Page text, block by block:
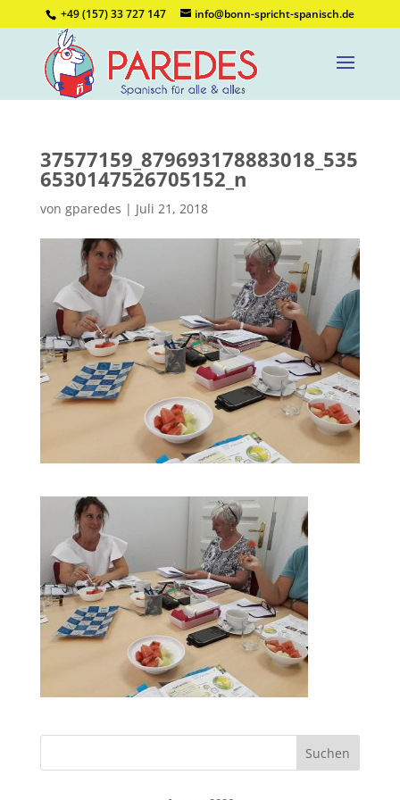
+49 (157) 33 727 147 info@bonn-spricht-spanisch.de
37577159_879693178883018_535
6530147526705152_n
von gparedes | Juli 21, 2018